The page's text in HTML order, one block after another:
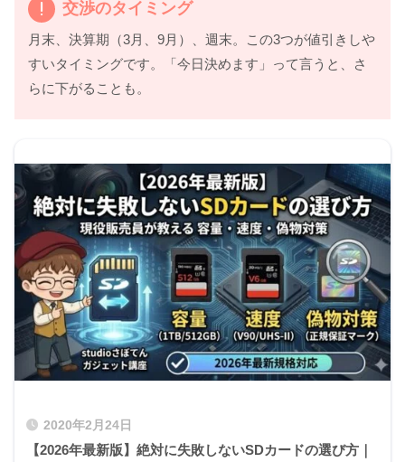
交渉のタイミング
月末、決算期（3月、9月）、週末。この3つが値引きしや
すいタイミングです。「今日決めます」って言うと、さ
らに下がることも。
2020年2月24日
【2026年最新版】絶対に失敗しないSDカードの選び方｜